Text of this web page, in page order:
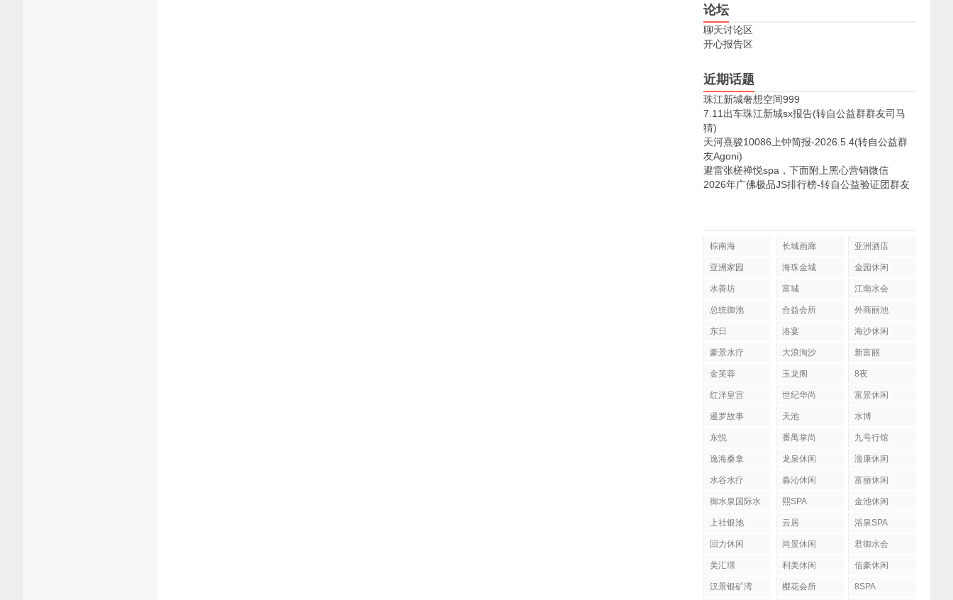
论坛
聊天讨论区
开心报告区
近期话题
珠江新城奢想空间999
7.11出车珠江新城sx报告(转自公益群群友司马
猜)
天河熹骏10086上钟简报-2026.5.4(转自公益群
友Agoni)
避雷张槎禅悦spa，下面附上黑心营销微信
2026年广佛极品JS排行榜-转自公益验证团群友
棕南海 长城画廊 亚洲酒店
亚洲家园 海珠金城 金园休闲
水善坊 富城 江南水会
总统御池 合益会所 外商丽池
东日 洛宴 海沙休闲
豪景水疗 大浪淘沙 新富丽
金芙蓉 玉龙阁 8夜
红洋皇宫 世纪华尚 富景休闲
暹罗故事 天池 水博
东悦 番禺掌尚 九号行馆
逸海桑拿 龙泉休闲 濡康休闲
水谷水疗 淼沁休闲 富丽休闲
御水泉国际水
熙SPA 金池休闲
上社银池 云居 浴泉SPA
回力休闲 尚景休闲 君御水会
美汇璟 利美休闲 佰豪休闲
汉景银矿湾 樱花会所 8SPA